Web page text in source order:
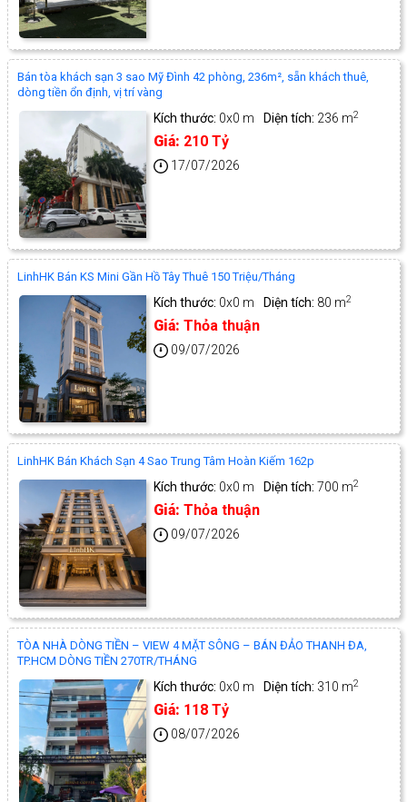
Bán tòa khách sạn 3 sao Mỹ Đình 42 phòng, 236m², sẵn khách thuê,
dòng tiền ổn định, vị trí vàng
Kích thước: 0x0 m Diện tích: 236 m2
Giá: 210 Tỷ
17/07/2026
LinhHK Bán KS Mini Gần Hồ Tây Thuê 150 Triệu/Tháng
Kích thước: 0x0 m Diện tích: 80 m2
Giá: Thỏa thuận
09/07/2026
LinhHK Bán Khách Sạn 4 Sao Trung Tâm Hoàn Kiếm 162p
Kích thước: 0x0 m Diện tích: 700 m2
Giá: Thỏa thuận
09/07/2026
TÒA NHÀ DÒNG TIỀN – VIEW 4 MẶT SÔNG – BÁN ĐẢO THANH ĐA,
TP.HCM DÒNG TIỀN 270TR/THÁNG
Kích thước: 0x0 m Diện tích: 310 m2
Giá: 118 Tỷ
08/07/2026